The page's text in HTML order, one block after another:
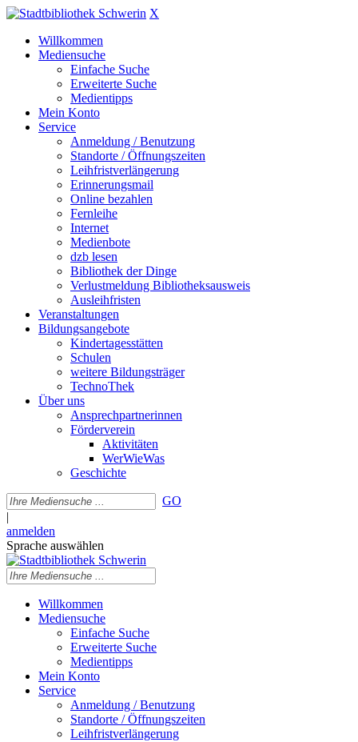
X
Willkommen
Mediensuche
Einfache Suche
Erweiterte Suche
Medientipps
Mein Konto
Service
Anmeldung / Benutzung
Standorte / Öffnungszeiten
Leihfristverlängerung
Erinnerungsmail
Online bezahlen
Fernleihe
Internet
Medienbote
dzb lesen
Bibliothek der Dinge
Verlustmeldung Bibliotheksausweis
Ausleihfristen
Veranstaltungen
Bildungsangebote
Kindertagesstätten
Schulen
weitere Bildungsträger
TechnoThek
Über uns
Ansprechpartnerinnen
Förderverein
Aktivitäten
WerWieWas
Geschichte
GO
|
anmelden
Sprache auswählen
Willkommen
Mediensuche
Einfache Suche
Erweiterte Suche
Medientipps
Mein Konto
Service
Anmeldung / Benutzung
Standorte / Öffnungszeiten
Leihfristverlängerung